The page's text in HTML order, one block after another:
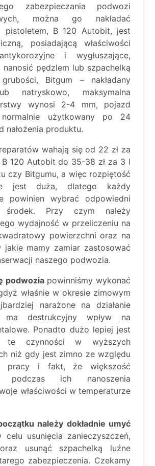
zabezpieczania podwozi
można go nakładać
pistoletem, B 120 Autobit, jest
posiadającą właściwości
i wygłuszające,
pędzlem lub szpachelką
Bitgum – nakładany
natryskowo, maksymalna
wynosi 2-4 mm, pojazd
użytkowany po 24
nałożenia produktu.
wahają się od 22 zł za
120 Autobit do 35-38 zł za 3 l
czy Bitgumu, a więc rozpiętość
jest duża, dlatego każdy
powinien wybrać odpowiedni
Przy czym należy
wydajność w przeliczeniu na
powierzchni oraz na
jakie mamy zamiar zastosować
naszego podwozia.
podwoziapowinniśmy wykonać
właśnie w okresie zimowym
narażone na działanie
destrukcyjny wpływ na
Ponadto dużo lepiej jest
te czynności w wyższych
niż gdy jest zimno ze względu
pracy i fakt, że większość
podczas ich nanoszenia
właściwości w temperaturze
należy dokładnie umyć
celu usunięcia zanieczyszczeń,
usunąć szpachelką luźne
zabezpieczenia. Czekamy